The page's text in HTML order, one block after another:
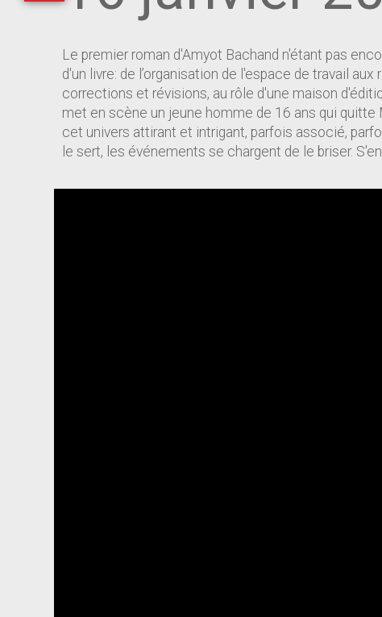
Le premier roman d'Amyot Bachand n'étant pas
d'un livre: de l’organisation de l'espace de travail
corrections et révisions, au rôle d'une maison
met en scène un jeune homme de 16 ans qui
cet univers attirant et intrigant, parfois associé,
le sert, les événements se chargent de le briser.